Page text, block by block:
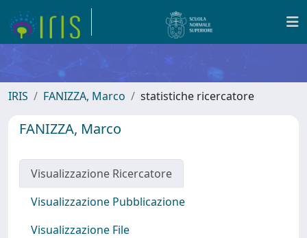
IRIS FANIZZA, Marco statistiche ricercatore
FANIZZA, Marco
Visualizzazione Ricercatore
Visualizzazione Pubblicazione
Visualizzazione File